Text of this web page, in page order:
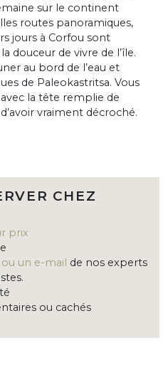
sur le continent
routes panoramiques,
jours à Corfou sont
douceur de vivre de l’île.
au bord de l’eau et
de Paleokastritsa. Vous
la tête remplie de
vraiment décroché.
CHEZ
prix
un e-mail de nos experts
ou cachés